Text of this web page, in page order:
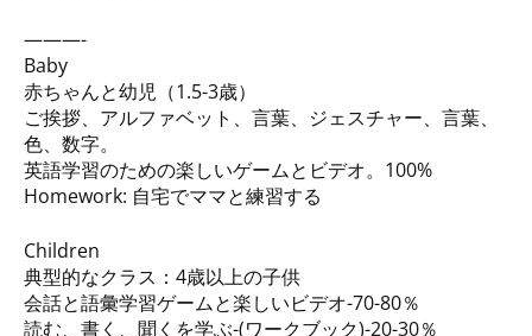
———-
Baby
赤ちゃんと幼児（1.5-3歳）
ご挨拶、アルファベット、言葉、ジェスチャー、言葉、
色、数字。
英語学習のための楽しいゲームとビデオ。100%
Homework: 自宅でママと練習する
Children
典型的なクラス：4歳以上の子供
会話と語彙学習ゲームと楽しいビデオ-70-80％
読む、書く、聞くを学ぶ-(ワークブック)-20-30％